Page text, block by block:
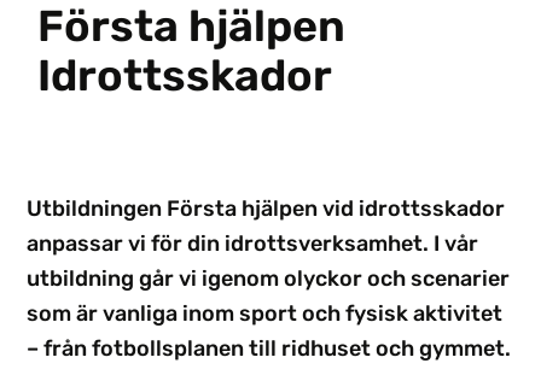
Första hjälpen
Idrottsskador
Utbildningen Första hjälpen vid idrottsskador
anpassar vi för din idrottsverksamhet. I vår
utbildning går vi igenom olyckor och scenarier
som är vanliga inom sport och fysisk aktivitet
– från fotbollsplanen till ridhuset och gymmet.